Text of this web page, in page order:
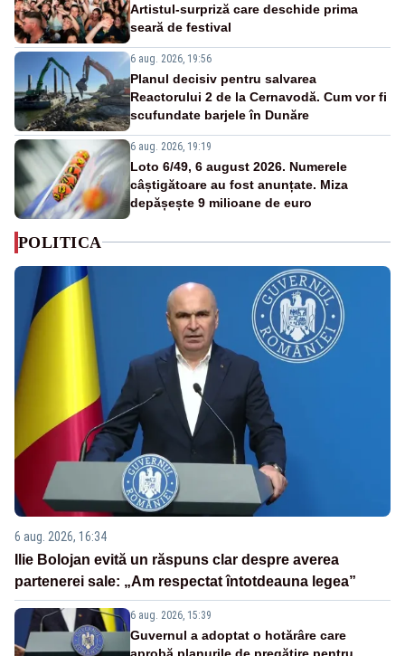
Artistul-surpriză care deschide prima
seară de festival
6 aug. 2026, 19:56
Planul decisiv pentru salvarea
Reactorului 2 de la Cernavodă. Cum vor fi
scufundate barjele în Dunăre
6 aug. 2026, 19:19
Loto 6/49, 6 august 2026. Numerele
câștigătoare au fost anunțate. Miza
depășește 9 milioane de euro
POLITICA
6 aug. 2026, 16:34
Ilie Bolojan evită un răspuns clar despre averea
partenerei sale: „Am respectat întotdeauna legea”
6 aug. 2026, 15:39
Guvernul a adoptat o hotărâre care